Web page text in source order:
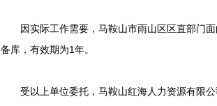
因实际工作需要，马鞍山市雨山区区直部门面
备库，有效期为1年。
受以上单位委托，马鞍山红海人力资源有限公